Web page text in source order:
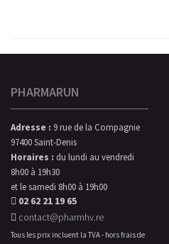
PHARMARUN
Adresse : 9 rue de la Compagnie
97400 Saint-Denis
Horaires : du lundi au vendredi
8h00 à 19h30
et le samedi 8h00 à 19h00
02 62 21 19 65
contact@pharmhv.re
Tous les prix incluent la TVA - hors frais de